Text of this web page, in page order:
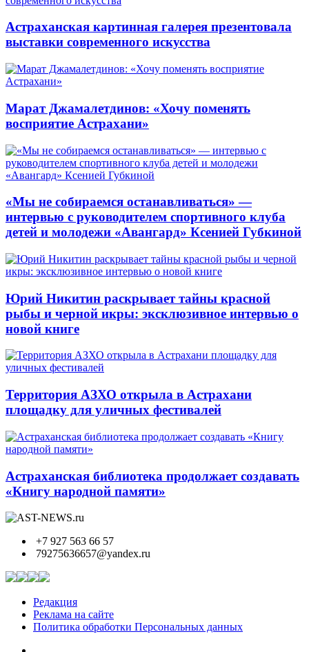
Астраханская картинная галерея презентовала
выставки современного искусства
Марат Джамалетдинов: «Хочу поменять
восприятие Астрахани»
«Мы не собираемся останавливаться» —
интервью с руководителем спортивного клуба
детей и молодежи «Авангард» Ксенией Губкиной
Юрий Никитин раскрывает тайны красной
рыбы и черной икры: эксклюзивное интервью о
новой книге
Территория АЗХО открыла в Астрахани
площадку для уличных фестивалей
Астраханская библиотека продолжает создавать
«Книгу народной памяти»
+7 927 563 66 57
79275636657@yandex.ru
Редакция
Реклама на сайте
Политика обработки Персональных данных